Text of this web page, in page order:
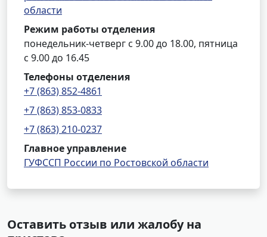
области
Режим работы отделения
понедельник-четверг с 9.00 до 18.00, пятница
с 9.00 до 16.45
Телефоны отделения
+7 (863) 852-4861
+7 (863) 853-0833
+7 (863) 210-0237
Главное управление
ГУФССП России по Ростовской области
Оставить отзыв или жалобу на